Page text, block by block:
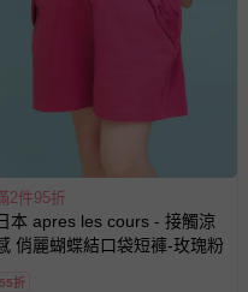
含例假日內提出），如為
咪愛負責處理，若非瑕疵
出貨』中查詢該筆訂單，
請。若有相關退貨問題，請
我們將依序為您處理
部份退貨，而該訂單保
算，活動贈品亦需一併退
2件95折
本 apres les cours - 接觸涼
俏麗蝴蝶結口袋短褲-玫瑰粉
55折